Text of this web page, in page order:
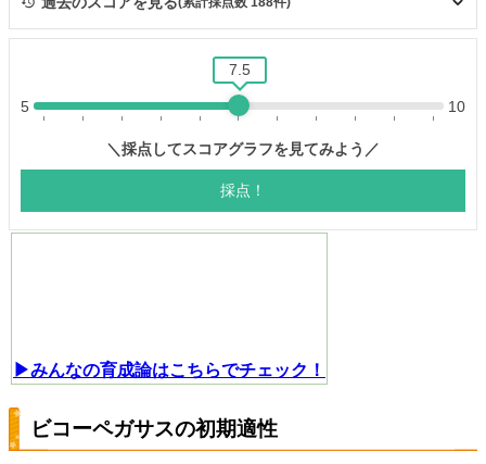
▶みんなの育成論はこちらでチェック！
ビコーペガサスの初期適性